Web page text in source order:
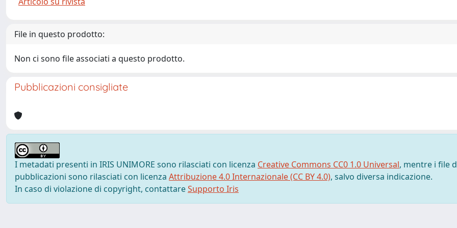
File in questo prodotto:
Non ci sono file associati a questo prodotto.
Pubblicazioni consigliate
I metadati presenti in IRIS UNIMORE sono rilasciati con licenza Creative Commons CC0 1.0 Universal, mentre i file
pubblicazioni sono rilasciati con licenza Attribuzione 4.0 Internazionale (CC BY 4.0), salvo diversa indicazione.
In caso di violazione di copyright, contattareSupporto Iris